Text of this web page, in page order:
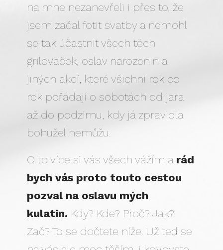
na mne nezanevřeli i přes to, že
jsem začal fotit svatby a nemohl
se tak účastnit všech těch
grilovaček, oslav narozenin a
jiných akcí, které všichni rok co
rok pořádají o sobotách od jara
až do podzimu, kdy já zpravidla
bohužel nemůžu.
O to více si vás všech vážím a rád
bych vás proto touto cestou
pozval na oslavu mých
kulatin. Kdy? Kde? Proč? Jak?
Zač? To se dočtete níže. Už teď se